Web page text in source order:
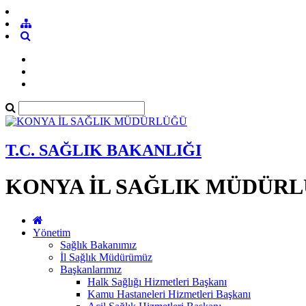
T.C. SAĞLIK BAKANLIĞI
KONYA İL SAĞLIK
Yönetim
Sağlık Bakanımız
İl Sağlık Müdürümüz
Başkanlarımız
Halk Sağlığı Hizmetleri Başkanı
Kamu Hastaneleri Hizmetleri Başkanı